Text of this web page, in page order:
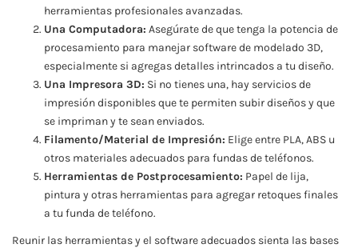
herramientas profesionales avanzadas.
Una Computadora: Asegúrate de que tenga la potencia de
procesamiento para manejar software de modelado 3D,
especialmente si agregas detalles intrincados a tu diseño.
Una Impresora 3D: Si no tienes una, hay servicios de
impresión disponibles que te permiten subir diseños y que
se impriman y te sean enviados.
Filamento/Material de Impresión: Elige entre PLA, ABS u
otros materiales adecuados para fundas de teléfonos.
Herramientas de Postprocesamiento: Papel de lija,
pintura y otras herramientas para agregar retoques finales
a tu funda de teléfono.
Reunir las herramientas y el software adecuados sienta las bases